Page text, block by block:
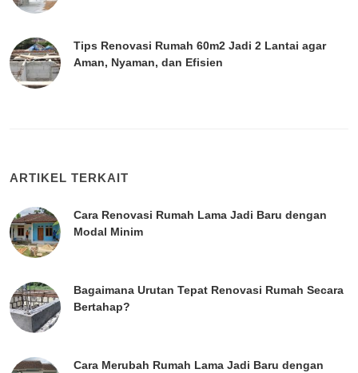
Tips Renovasi Rumah 60m2 Jadi 2 Lantai agar
Aman, Nyaman, dan Efisien
ARTIKEL TERKAIT
Cara Renovasi Rumah Lama Jadi Baru dengan
Modal Minim
Bagaimana Urutan Tepat Renovasi Rumah Secara
Bertahap?
Cara Merubah Rumah Lama Jadi Baru dengan